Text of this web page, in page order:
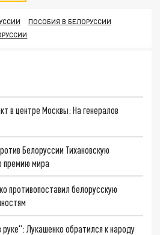
ПОСОБИЯ В БЕЛОРУССИИ
в центре Москвы: На генералов
Белоруссии Тихановскую
премию мира
противопоставил белорусскую
Лукашенко обратился к народу